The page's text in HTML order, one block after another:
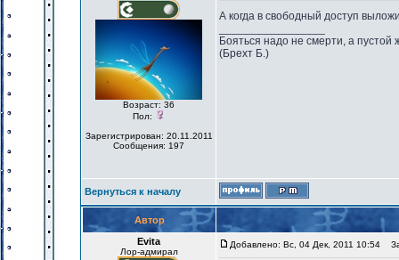
Возраст: 36
Пол:
Зарегистрирован: 20.11.2011
Сообщения: 197
А когда в свободный доступ
Бояться надо не смерти, а пустой
(Брехт Б.)
Вернуться к началу
Автор
Evita
Лор-адмирал
Добавлено: Вс, 04 Дек, 2011 10:54